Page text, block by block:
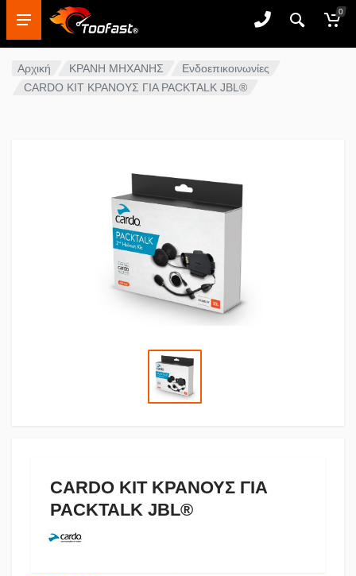
0
Αρχική ΚΡΑΝΗ ΜΗΧΑΝΗΣ
Ενδοεπικοινωνίες
CARDO ΚΙΤ ΚΡΑΝΟΥΣ ΓΙΑ PACKTALK JBL®
CARDO ΚΙΤ ΚΡΑΝΟΥΣ ΓΙΑ
PACKTALK JBL®